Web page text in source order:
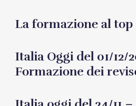
La formazione al top
Italia Oggi del 01/12/
Formazione dei